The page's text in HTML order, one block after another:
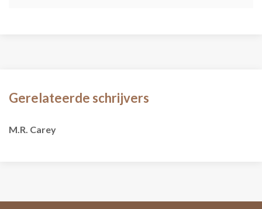
Gerelateerde schrijvers
M.R. Carey